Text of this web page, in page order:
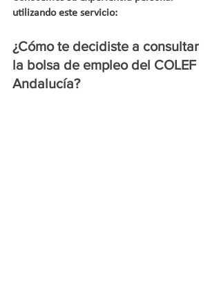
utilizando este servicio:
¿Cómo te decidiste a consultar
la bolsa de empleo del COLEF
Andalucía?